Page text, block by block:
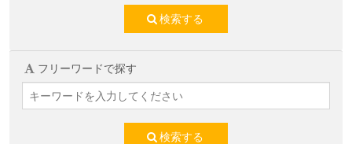
検索する
フリーワードで探す
検索する